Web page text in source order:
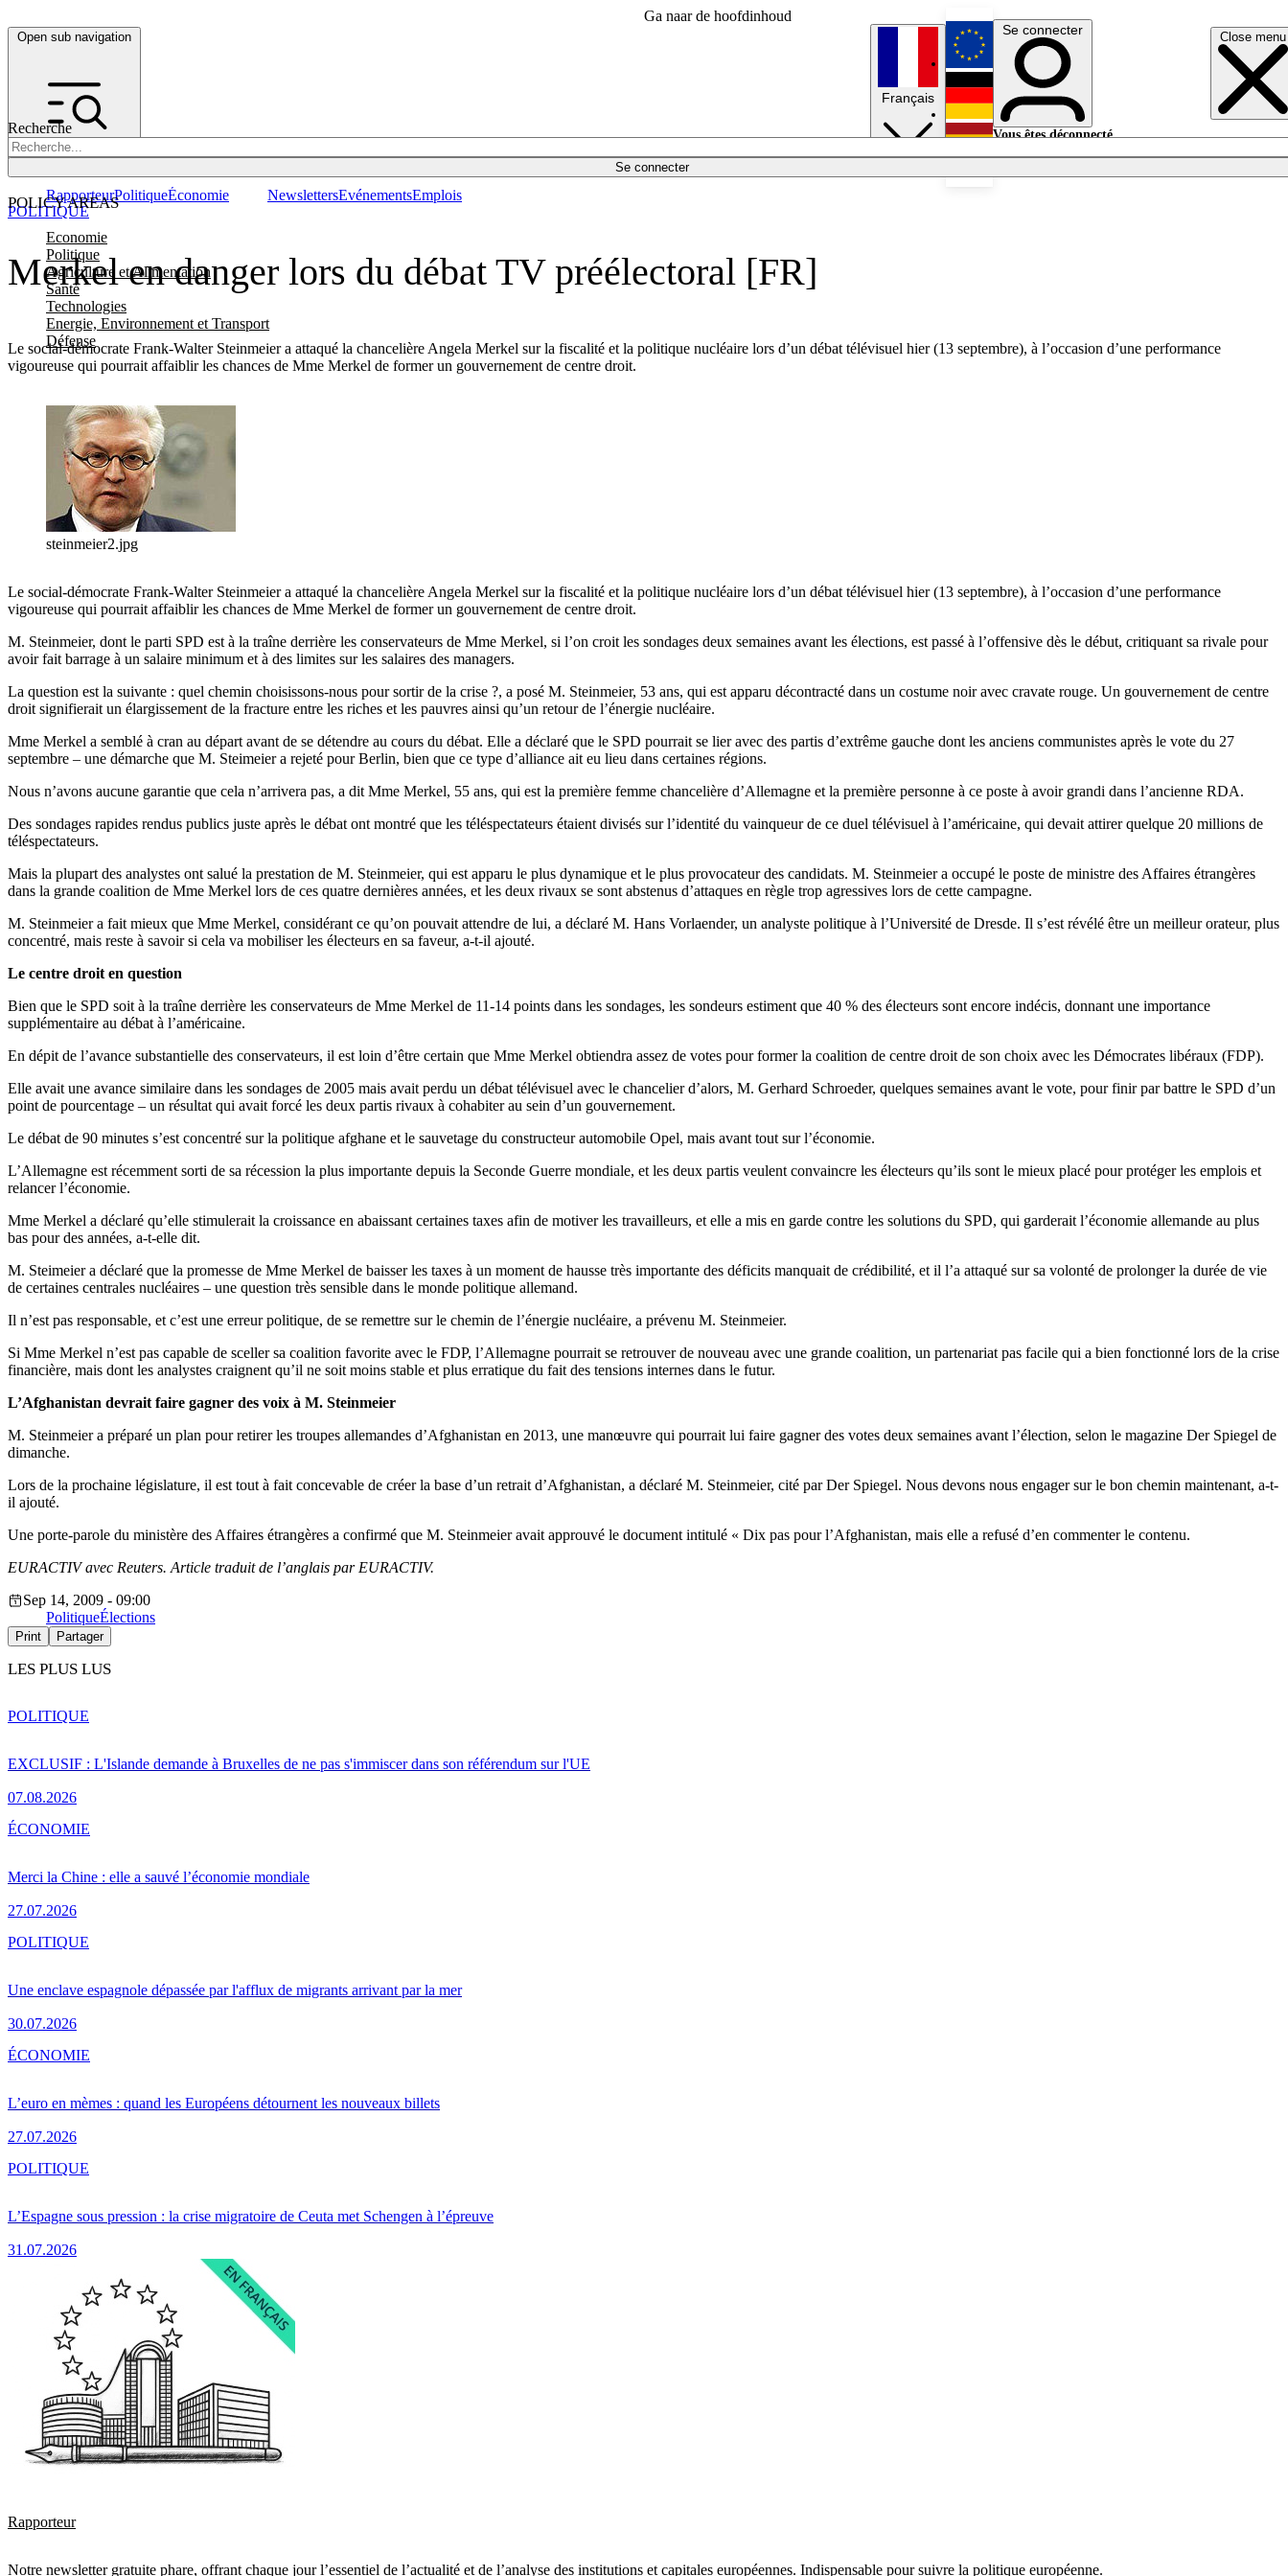
Ga naar de hoofdinhoud
Open sub navigation Close menu
Recherche
Se connecter
POLICY AREAS
Economie
Politique
Agriculture et Alimentation
Santé
Technologies
Energie, Environnement et Transport
Défense
RapporteurPolitiqueÉconomie NewslettersEvénementsEmplois
Français
English
Deutsch
Se connecter
Vous êtes déconnecté.
Merkel en danger lors du débat TV préélectoral [FR]
Le social-démocrate Frank-Walter Steinmeier a attaqué la chancelière Angela Merkel sur la fiscalité et la politique nucléaire lors d’un débat télévisuel hier (13 septembre), à l’occasion d’une performance
vigoureuse qui pourrait affaiblir les chances de Mme Merkel de former un gouvernement de centre droit.
POLITIQUE
steinmeier2.jpg
Le social-démocrate Frank-Walter Steinmeier a attaqué la chancelière Angela Merkel sur la fiscalité et la politique nucléaire lors d’un débat télévisuel hier (13 septembre), à l’occasion d’une performance
vigoureuse qui pourrait affaiblir les chances de Mme Merkel de former un gouvernement de centre droit.
M. Steinmeier, dont le parti SPD est à la traîne derrière les conservateurs de Mme Merkel, si l’on croit les sondages deux semaines avant les élections, est passé à l’offensive dès le début, critiquant sa rivale pour
avoir fait barrage à un salaire minimum et à des limites sur les salaires des managers.
La question est la suivante : quel chemin choisissons-nous pour sortir de la crise ?, a posé M. Steinmeier, 53 ans, qui est apparu décontracté dans un costume noir avec cravate rouge. Un gouvernement de centre
droit signifierait un élargissement de la fracture entre les riches et les pauvres ainsi qu’un retour de l’énergie nucléaire.
Mme Merkel a semblé à cran au départ avant de se détendre au cours du débat. Elle a déclaré que le SPD pourrait se lier avec des partis d’extrême gauche dont les anciens communistes après le vote du 27
septembre – une démarche que M. Steimeier a rejeté pour Berlin, bien que ce type d’alliance ait eu lieu dans certaines régions.
Nous n’avons aucune garantie que cela n’arrivera pas, a dit Mme Merkel, 55 ans, qui est la première femme chancelière d’Allemagne et la première personne à ce poste à avoir grandi dans l’ancienne RDA.
Des sondages rapides rendus publics juste après le débat ont montré que les téléspectateurs étaient divisés sur l’identité du vainqueur de ce duel télévisuel à l’américaine, qui devait attirer quelque 20 millions de
téléspectateurs.
Mais la plupart des analystes ont salué la prestation de M. Steinmeier, qui est apparu le plus dynamique et le plus provocateur des candidats. M. Steinmeier a occupé le poste de ministre des Affaires étrangères
dans la grande coalition de Mme Merkel lors de ces quatre dernières années, et les deux rivaux se sont abstenus d’attaques en règle trop agressives lors de cette campagne.
M. Steinmeier a fait mieux que Mme Merkel, considérant ce qu’on pouvait attendre de lui, a déclaré M. Hans Vorlaender, un analyste politique à l’Université de Dresde. Il s’est révélé être un meilleur orateur, plus
concentré, mais reste à savoir si cela va mobiliser les électeurs en sa faveur, a-t-il ajouté.
Le centre droit en question
Bien que le SPD soit à la traîne derrière les conservateurs de Mme Merkel de 11-14 points dans les sondages, les sondeurs estiment que 40 % des électeurs sont encore indécis, donnant une importance
supplémentaire au débat à l’américaine.
En dépit de l’avance substantielle des conservateurs, il est loin d’être certain que Mme Merkel obtiendra assez de votes pour former la coalition de centre droit de son choix avec les Démocrates libéraux (FDP).
Elle avait une avance similaire dans les sondages de 2005 mais avait perdu un débat télévisuel avec le chancelier d’alors, M. Gerhard Schroeder, quelques semaines avant le vote, pour finir par battre le SPD d’un
point de pourcentage – un résultat qui avait forcé les deux partis rivaux à cohabiter au sein d’un gouvernement.
Le débat de 90 minutes s’est concentré sur la politique afghane et le sauvetage du constructeur automobile Opel, mais avant tout sur l’économie.
L’Allemagne est récemment sorti de sa récession la plus importante depuis la Seconde Guerre mondiale, et les deux partis veulent convaincre les électeurs qu’ils sont le mieux placé pour protéger les emplois et
relancer l’économie.
Mme Merkel a déclaré qu’elle stimulerait la croissance en abaissant certaines taxes afin de motiver les travailleurs, et elle a mis en garde contre les solutions du SPD, qui garderait l’économie allemande au plus
bas pour des années, a-t-elle dit.
M. Steimeier a déclaré que la promesse de Mme Merkel de baisser les taxes à un moment de hausse très importante des déficits manquait de crédibilité, et il l’a attaqué sur sa volonté de prolonger la durée de vie
de certaines centrales nucléaires – une question très sensible dans le monde politique allemand.
Il n’est pas responsable, et c’est une erreur politique, de se remettre sur le chemin de l’énergie nucléaire, a prévenu M. Steinmeier.
Si Mme Merkel n’est pas capable de sceller sa coalition favorite avec le FDP, l’Allemagne pourrait se retrouver de nouveau avec une grande coalition, un partenariat pas facile qui a bien fonctionné lors de la crise
financière, mais dont les analystes craignent qu’il ne soit moins stable et plus erratique du fait des tensions internes dans le futur.
L’Afghanistan devrait faire gagner des voix à M. Steinmeier
M. Steinmeier a préparé un plan pour retirer les troupes allemandes d’Afghanistan en 2013, une manœuvre qui pourrait lui faire gagner des votes deux semaines avant l’élection, selon le magazine Der Spiegel de
dimanche.
Lors de la prochaine législature, il est tout à fait concevable de créer la base d’un retrait d’Afghanistan, a déclaré M. Steinmeier, cité par Der Spiegel. Nous devons nous engager sur le bon chemin maintenant, a-t-
il ajouté.
Une porte-parole du ministère des Affaires étrangères a confirmé que M. Steinmeier avait approuvé le document intitulé « Dix pas pour l’Afghanistan, mais elle a refusé d’en commenter le contenu.
EURACTIV avec Reuters. Article traduit de l’anglais par EURACTIV.
Sep 14, 2009 - 09:00
PolitiqueÉlections
Print Partager
LES PLUS LUS
EXCLUSIF : L'Islande demande à Bruxelles de ne pas s'immiscer dans son référendum sur l'UE
07.08.2026
POLITIQUE
Merci la Chine : elle a sauvé l’économie mondiale
27.07.2026
ÉCONOMIE
Une enclave espagnole dépassée par l'afflux de migrants arrivant par la mer
30.07.2026
POLITIQUE
L’euro en mèmes : quand les Européens détournent les nouveaux billets
27.07.2026
ÉCONOMIE
L’Espagne sous pression : la crise migratoire de Ceuta met Schengen à l’épreuve
31.07.2026
POLITIQUE
Rapporteur
Notre newsletter gratuite phare, offrant chaque jour l’essentiel de l’actualité et de l’analyse des institutions et capitales européennes. Indispensable pour suivre la politique européenne.